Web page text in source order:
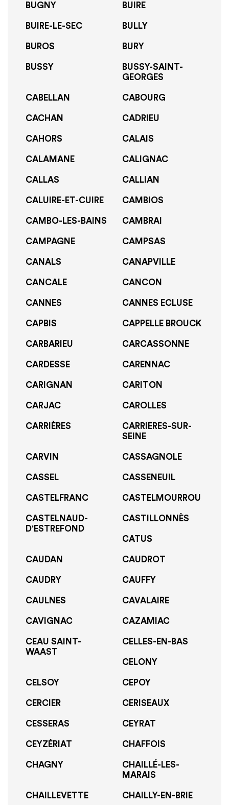
BUGNY BUIRE
BUIRE-LE-SEC BULLY
BUROS BURY
BUSSY
BUSSY-SAINT-
GEORGES
CABELLAN CABOURG
CACHAN CADRIEU
CAHORS CALAIS
CALAMANE CALIGNAC
CALLAS CALLIAN
CALUIRE-ET-CUIRE CAMBIOS
CAMBO-LES-BAINS CAMBRAI
CAMPAGNE CAMPSAS
CANALS CANAPVILLE
CANCALE CANCON
CANNES CANNES ECLUSE
CAPBIS CAPPELLE BROUCK
CARBARIEU CARCASSONNE
CARDESSE CARENNAC
CARIGNAN CARITON
CARJAC CAROLLES
CARRIÈRES
CARRIERES-SUR-
SEINE
CARVIN CASSAGNOLE
CASSEL CASSENEUIL
CASTELFRANC CASTELMOURROU
CASTELNAUD-
D'ESTREFOND
CASTILLONNÈS
CATUS
CAUDAN CAUDROT
CAUDRY CAUFFY
CAULNES CAVALAIRE
CAVIGNAC CAZAMIAC
CEAU SAINT-
WAAST
CELLES-EN-BAS
CELONY
CELSOY CEPOY
CERCIER CERISEAUX
CESSERAS CEYRAT
CEYZÉRIAT CHAFFOIS
CHAGNY
CHAILLÉ-LES-
MARAIS
CHAILLEVETTE CHAILLY-EN-BRIE